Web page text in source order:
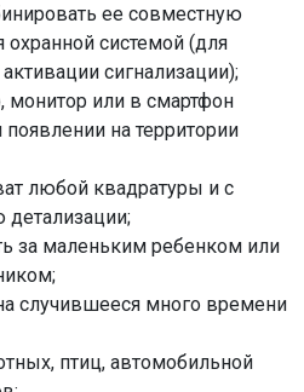
ее совместную
системой (для
сигнализации);
монитор или в смартфон
появлении на территории
любой квадратуры и с
детализации;
за маленьким ребенком или
случившееся много времени
птиц, автомобильной